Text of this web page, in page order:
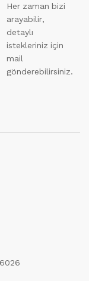
Her zaman bizi
arayabilir,
detaylı
istekleriniz için
mail
gönderebilirsiniz.